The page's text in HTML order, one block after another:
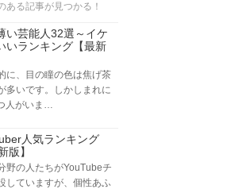
ある記事が見つかる！
い芸能人32選～イケ
いランキング【最新
に、目の瞳の色は焦げ茶
多いです。しかしまれに
人がいま…
人気ランキング
版】
野の人たちがYouTubeチ
していますが、個性あふ